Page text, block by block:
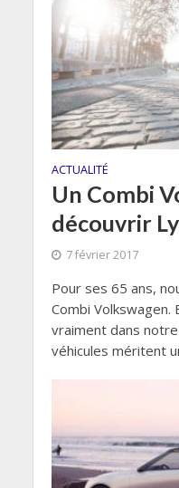
ACTUALITÉ
Un Combi
découvrir
7 février 2017
Pour ses 65 ans,
Combi Volkswagen.
vraiment dans
véhicules méritent